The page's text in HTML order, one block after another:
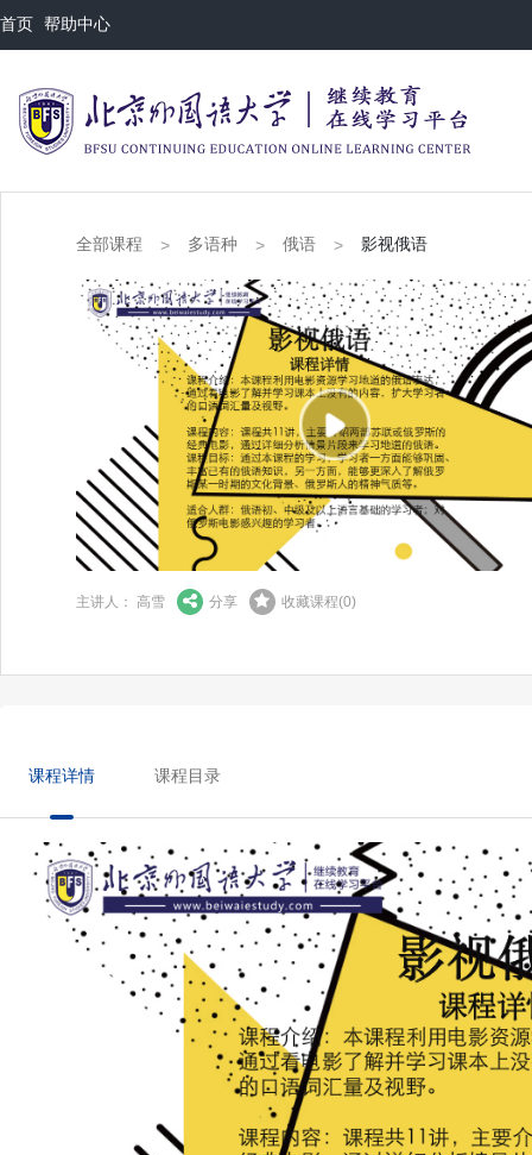
首页 帮助中心
全部课程 > 多语种 > 俄语 > 影视俄语
This
is
modal
window.
视频因格式不支持或者服务器或网络的问题无法加载
Error Code : 4
主讲人： 高雪 分享 收藏课程(0)
课程详情 课程目录